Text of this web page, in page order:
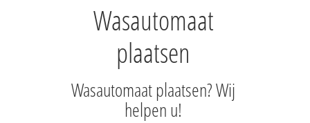
Wasautomaat
plaatsen
Wasautomaat plaatsen? Wij
helpen u!